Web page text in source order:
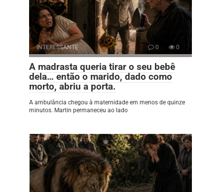
INTERESSANTE 0 0
A madrasta queria tirar o seu bebê
dela… então o marido, dado como
morto, abriu a porta.
A ambulância chegou à maternidade em menos de quinze
minutos. Martin permaneceu ao lado